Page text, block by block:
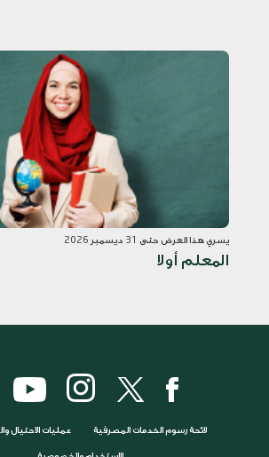
يسري هذا العرض حتى 31 ديسمبر 2026
المعلم أولا
لائحة رسوم الخدمات المصرفية عمليات الاحتيال